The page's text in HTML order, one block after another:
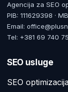
Agencija za SEO
PIB: 111629398 ·
Email:
Tel: +381 69 740
SEO usluge
SEO